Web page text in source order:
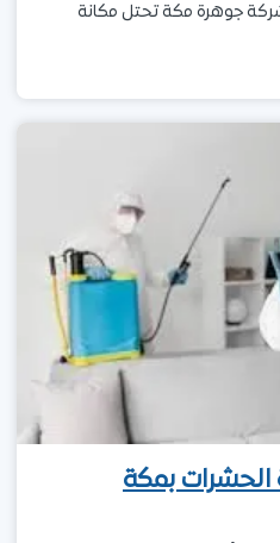
جوهرة مكة تحتل مكانة
بمكة